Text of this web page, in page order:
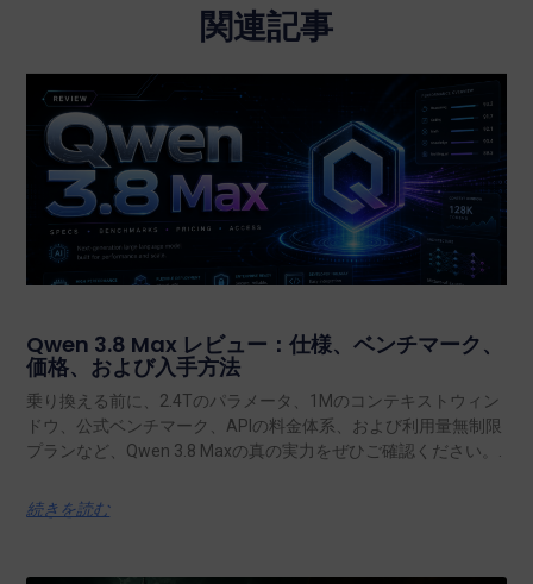
関連記事
Qwen 3.8 Max レビュー：仕様、ベンチマーク、
価格、および入手方法
乗り換える前に、2.4Tのパラメータ、1Mのコンテキストウィン
ドウ、公式ベンチマーク、APIの料金体系、および利用量無制限
プランなど、Qwen 3.8 Maxの真の実力をぜひご確認ください。.
続きを読む